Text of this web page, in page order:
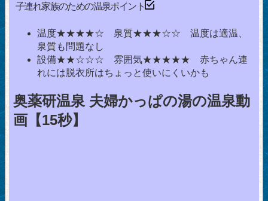
子連れ家族のための温泉ポイント
温度★★★★☆ 泉質★★★☆☆ 温度は適温、
泉質も問題なし
設備★★☆☆☆ 雰囲気★★★★★ 赤ちゃん連
れには脱衣所はちょっと使いにくいかも
奥薬研温泉 夫婦かっぱの湯の温泉動
画【15秒】